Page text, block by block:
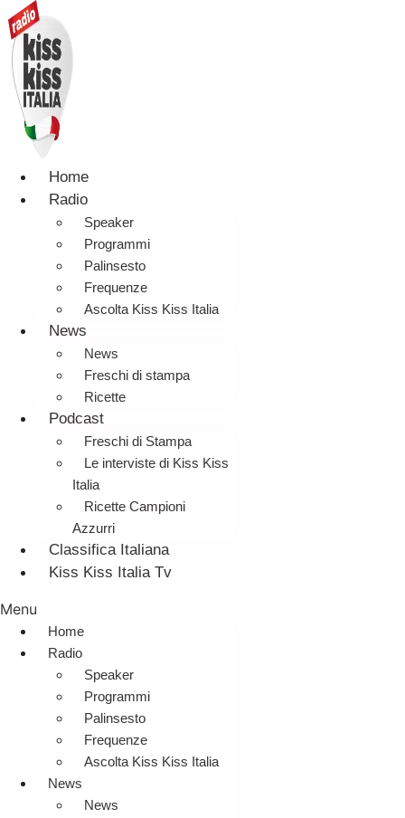
Home
Radio
Speaker
Programmi
Palinsesto
Frequenze
Ascolta Kiss Kiss Italia
News
News
Freschi di stampa
Ricette
Podcast
Freschi di Stampa
Le interviste di Kiss Kiss
Italia
Ricette Campioni
Azzurri
Classifica Italiana
Kiss Kiss Italia Tv
Menu
Home
Radio
Speaker
Programmi
Palinsesto
Frequenze
Ascolta Kiss Kiss Italia
News
News